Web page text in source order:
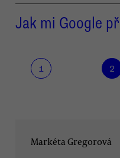
Jak mi Google
1 2
Markéta Gregorová